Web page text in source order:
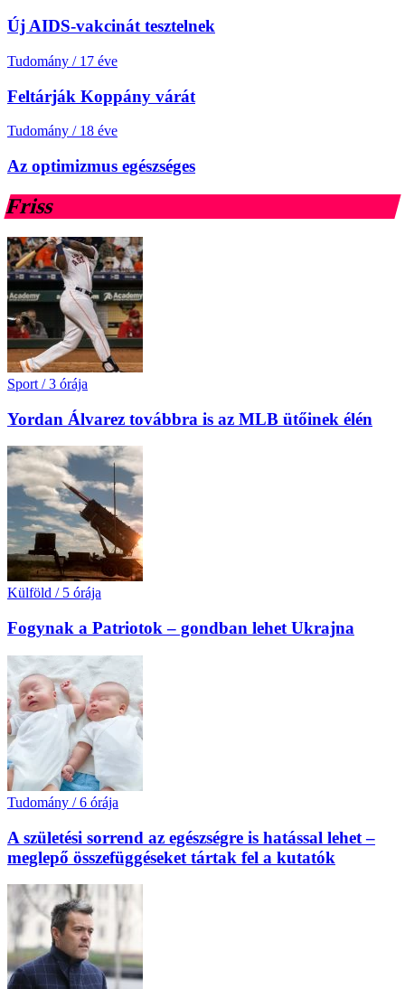
Új AIDS-vakcinát tesztelnek
Tudomány / 17 éve
Feltárják Koppány várát
Tudomány / 18 éve
Az optimizmus egészséges
Friss
Sport / 3 órája
Yordan Álvarez továbbra is az MLB ütőinek élén
Külföld / 5 órája
Fogynak a Patriotok – gondban lehet Ukrajna
Tudomány / 6 órája
A születési sorrend az egészségre is hatással lehet –
meglepő összefüggéseket tártak fel a kutatók